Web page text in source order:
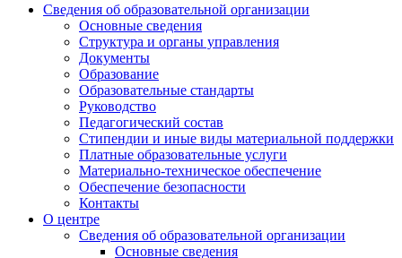
Сведения об образовательной организации
Основные сведения
Структура и органы управления
Документы
Образование
Образовательные стандарты
Руководство
Педагогический состав
Стипендии и иные виды материальной поддержки
Платные образовательные услуги
Материально-техническое обеспечение
Обеспечение безопасности
Контакты
О центре
Сведения об образовательной организации
Основные сведения